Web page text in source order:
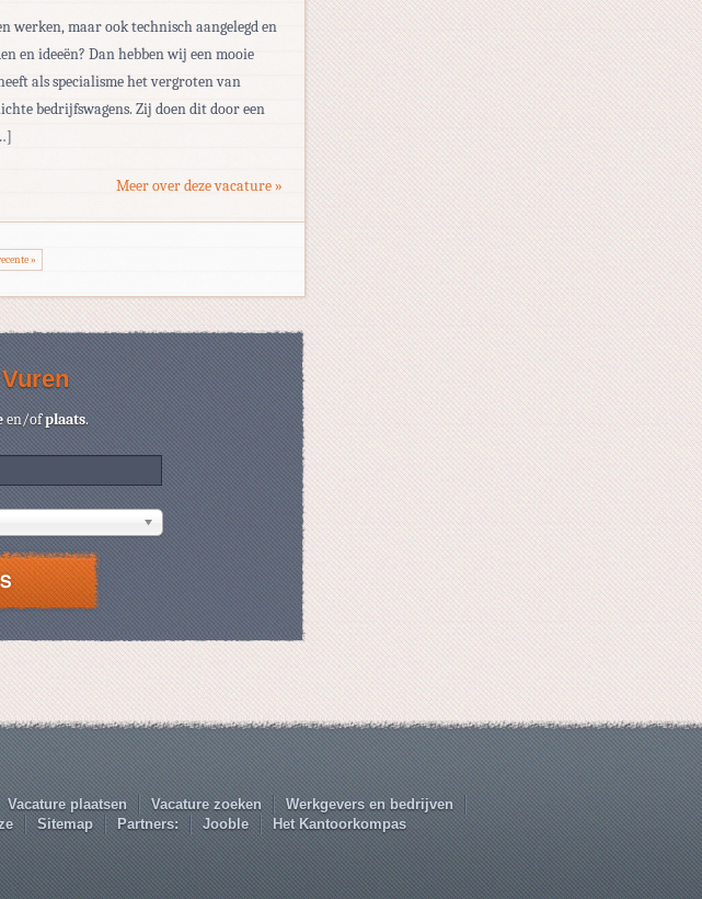
werken, maar ook technisch aangelegd en
en ideeën? Dan hebben wij een mooie
als specialisme het vergroten van
bedrijfswagens. Zij doen dit door een
Meer over deze vacature »
»
en/ofplaats.
Vacature plaatsen Vacature zoeken
Werkgevers en bedrijven
Sitemap Partners: Jooble Het Kantoorkompas